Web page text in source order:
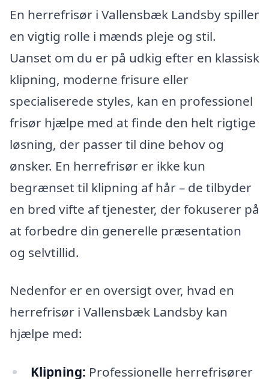
En herrefrisør i Vallensbæk Landsby spiller
en vigtig rolle i mænds pleje og stil.
Uanset om du er på udkig efter en klassisk
klipning, moderne frisure eller
specialiserede styles, kan en professionel
frisør hjælpe med at finde den helt rigtige
løsning, der passer til dine behov og
ønsker. En herrefrisør er ikke kun
begrænset til klipning af hår – de tilbyder
en bred vifte af tjenester, der fokuserer på
at forbedre din generelle præsentation
og selvtillid.
Nedenfor er en oversigt over, hvad en
herrefrisør i Vallensbæk Landsby kan
hjælpe med:
Klipning: Professionelle herrefrisører